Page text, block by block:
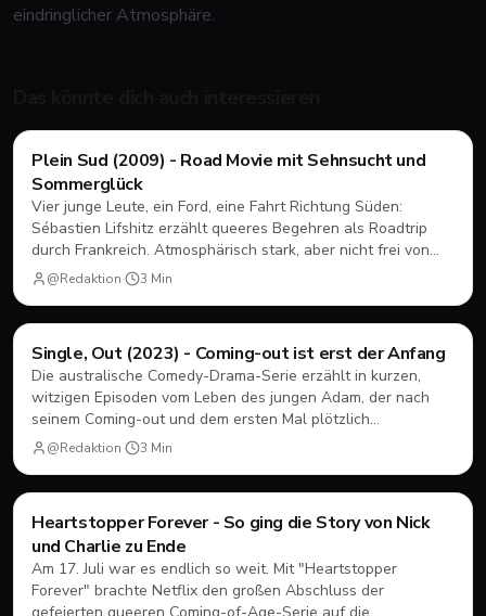
eindringlicher Atmosphäre.
Filme & Serien
Plein Sud (2009) - Road Movie mit Sehnsucht und
Sommerglück
Vier junge Leute, ein Ford, eine Fahrt Richtung Süden:
Sébastien Lifshitz erzählt queeres Begehren als Roadtrip
durch Frankreich. Atmosphärisch stark, aber nicht frei von
Längen.
@Redaktion· 3 Min
Filme & Serien
Single, Out (2023) - Coming-out ist erst der Anfang
Die australische Comedy-Drama-Serie erzählt in kurzen,
witzigen Episoden vom Leben des jungen Adam, der nach
seinem Coming-out und dem ersten Mal plötzlich
herausfinden muss, wie Dating, Freundschaft und Familie
unter neuen Vorzeichen funktionieren.
@Redaktion· 3 Min
Filme & Serien
Heartstopper Forever - So ging die Story von Nick
und Charlie zu Ende
Am 17. Juli war es endlich so weit. Mit "Heartstopper
Forever" brachte Netflix den großen Abschluss der